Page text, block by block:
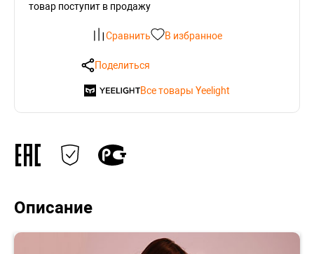
товар поступит в продажу
Сравнить В избранное
Поделиться
Все товары Yeelight
Описание